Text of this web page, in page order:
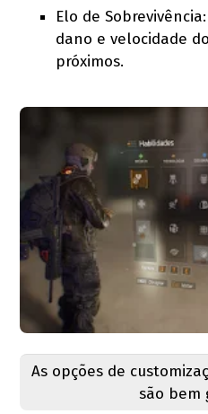
Elo de
dano e velocidade
próximos.
As opções de
são bem